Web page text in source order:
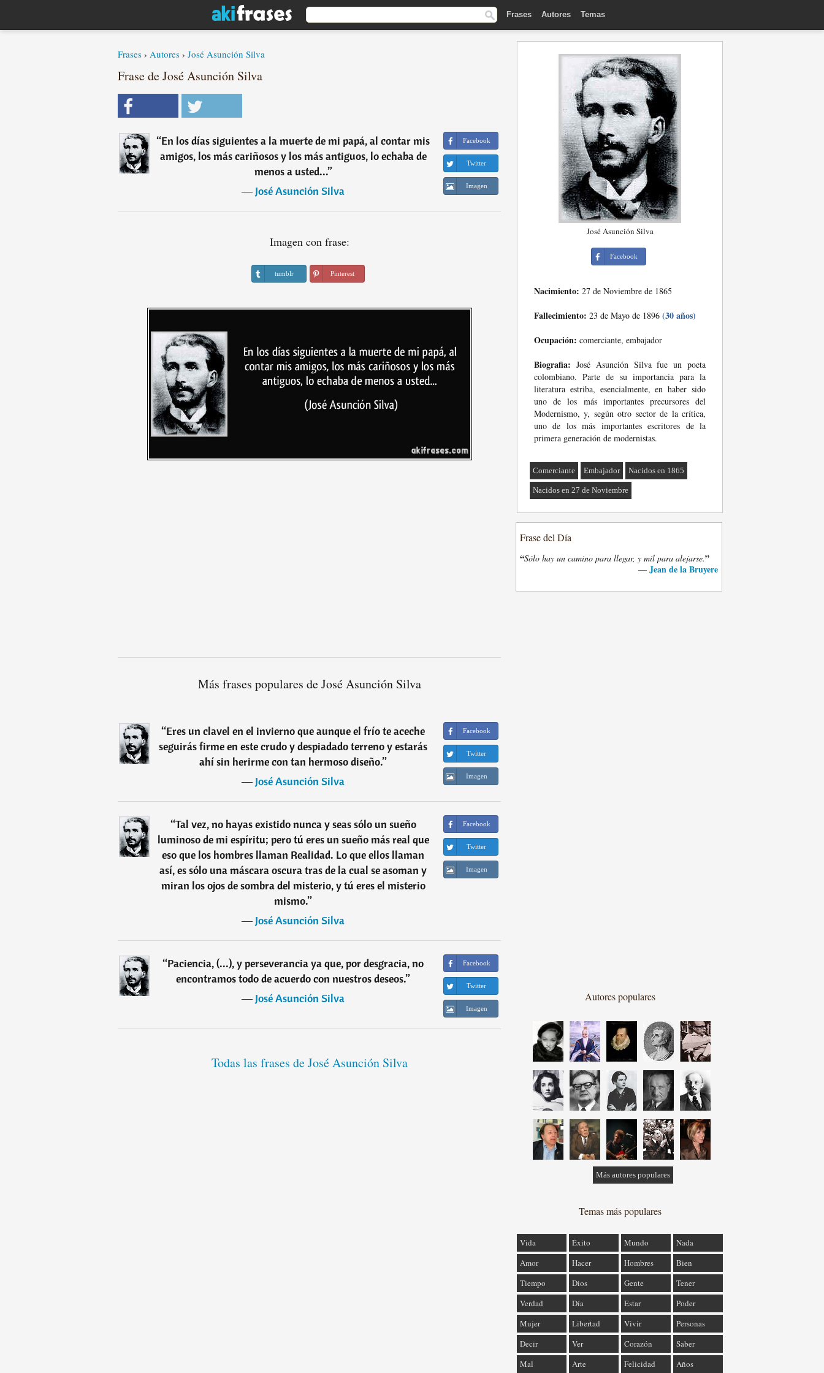
Frases Autores Temas
Frases › Autores › José Asunción Silva
Frase de José Asunción Silva
“En los días siguientes a la muerte de mi papá, al contar mis
amigos, los más cariñosos y los más antiguos, lo echaba de
menos a usted...”
―José Asunción Silva
Facebook
Twitter
Imagen
Imagen con frase:
tumblr Pinterest
Más frases populares de José Asunción Silva
“Eres un clavel en el invierno que aunque el frío te aceche
seguirás firme en este crudo y despiadado terreno y estarás
ahí sin herirme con tan hermoso diseño.”
―José Asunción Silva
Facebook
Twitter
Imagen
“Tal vez, no hayas existido nunca y seas sólo un sueño
luminoso de mi espíritu; pero tú eres un sueño más real que
eso que los hombres llaman Realidad. Lo que ellos llaman
así, es sólo una máscara oscura tras de la cual se asoman y
miran los ojos de sombra del misterio, y tú eres el misterio
mismo.”
―José Asunción Silva
Facebook
Twitter
Imagen
“Paciencia, (...), y perseverancia ya que, por desgracia, no
encontramos todo de acuerdo con nuestros deseos.”
―José Asunción Silva
Facebook
Twitter
Imagen
Todas las frases de José Asunción Silva
José Asunción Silva
Facebook
Nacimiento: 27 de Noviembre de 1865
Fallecimiento: 23 de Mayo de 1896 (30 años)
Ocupación: comerciante, embajador
Biografia: José Asunción Silva fue un poeta
colombiano. Parte de su importancia para la
literatura estriba, esencialmente, en haber sido
uno de los más importantes precursores del
Modernismo, y, según otro sector de la crítica,
uno de los más importantes escritores de la
primera generación de modernistas.
Comerciante Embajador Nacidos en 1865
Nacidos en 27 de Noviembre
Frase del Día
“Sólo hay un camino para llegar, y mil para alejarse.”
— Jean de la Bruyere
Autores populares
Más autores populares
Temas más populares
Vida Éxito Mundo
Nada
Amor
Hacer Hombres
Bien
Tiempo
Dios Gente
Tener
Verdad
Día Estar
Poder
Mujer
Libertad Vivir
Personas
Decir
Ver Corazón
Saber
Mal
Arte Felicidad Años